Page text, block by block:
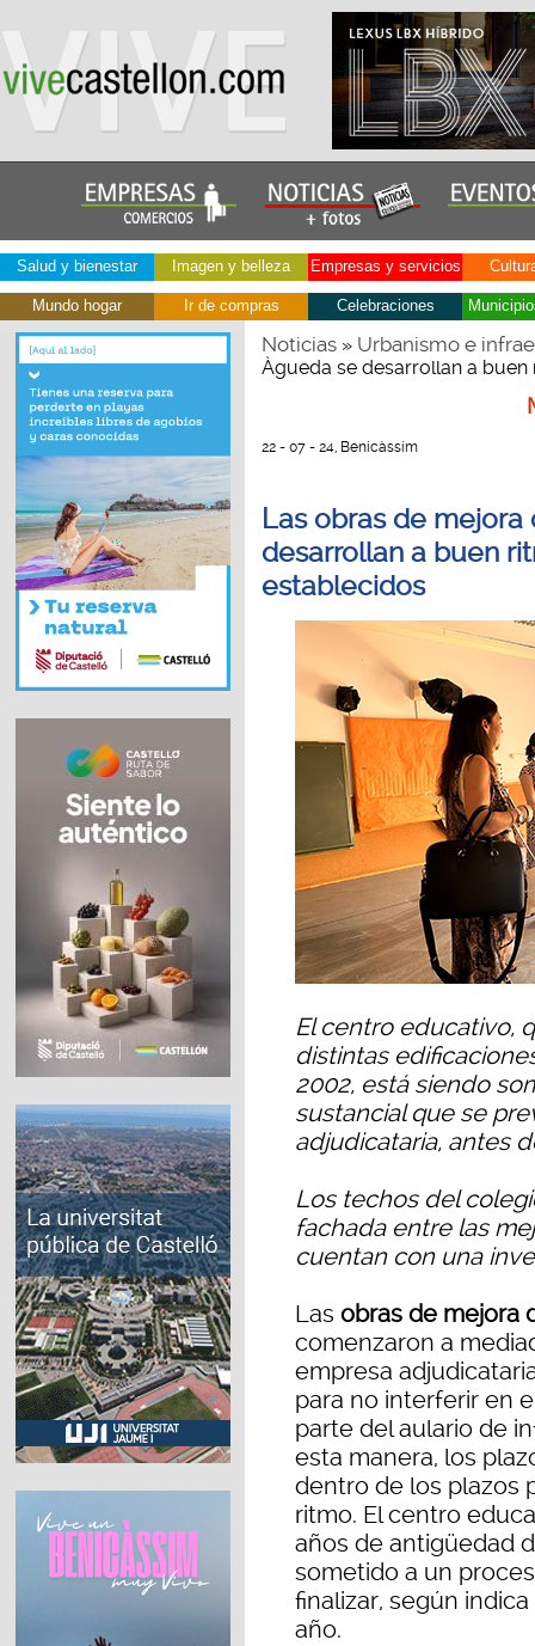
Salud y bienestar Imagen y belleza Empresas y servicios
Mundo hogar Ir de compras Celebraciones
Noticias» Urbanismo e
Àgueda se desarrollan a
22 - 07 - 24, Benicàssim
Las obras de mejora
desarrollan a buen
establecidos
El centro educativo,
distintas
2002, está siendo
sustancial que se
adjudicataria, antes
Los techos del
fachada entre las
cuentan con una
Las obras de mejora
comenzaron a
empresa
para no interferir en
parte del aulario de
esta manera, los
dentro de los plazos
ritmo. El centro
años de antigüedad
sometido a un
finalizar, según
año.